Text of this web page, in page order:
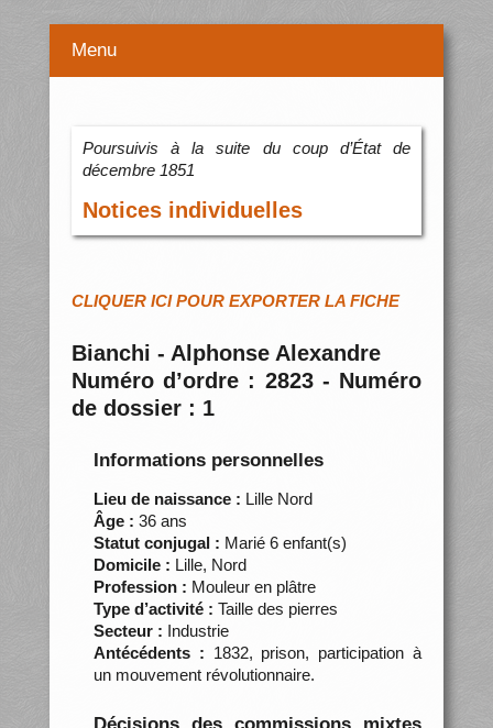
Menu
Poursuivis à la suite du coup d’État de
décembre 1851
Notices individuelles
CLIQUER ICI POUR EXPORTER LA FICHE
Bianchi - Alphonse Alexandre
Numéro d’ordre : 2823 - Numéro
de dossier : 1
Informations personnelles
Lieu de naissance : Lille Nord
Âge : 36 ans
Statut conjugal : Marié 6 enfant(s)
Domicile : Lille, Nord
Profession : Mouleur en plâtre
Type d’activité : Taille des pierres
Secteur : Industrie
Antécédents : 1832, prison, participation à
un mouvement révolutionnaire.
Décisions des commissions mixtes